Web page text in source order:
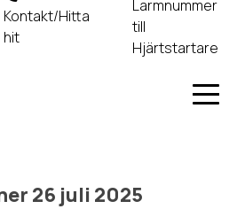
Kontakt/Hitta
hit
Larmnummer
till
Hjärtstartare
26 juli 2025